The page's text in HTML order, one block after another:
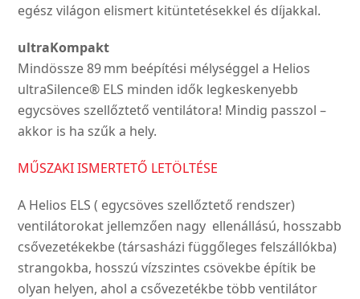
egész világon elismert kitüntetésekkel és díjakkal.
ultraKompakt
Mindössze 89 mm beépítési mélységgel a Helios
ultraSilence® ELS minden idők legkeskenyebb
egycsöves szellőztető ventilátora! Mindig passzol –
akkor is ha szűk a hely.
MŰSZAKI ISMERTETŐ LETÖLTÉSE
A Helios ELS ( egycsöves szellőztető rendszer)
ventilátorokat jellemzően nagy ellenállású, hosszabb
csővezetékekbe (társasházi függőleges felszállókba)
strangokba, hosszú vízszintes csövekbe építik be
olyan helyen, ahol a csővezetékbe több ventilátor